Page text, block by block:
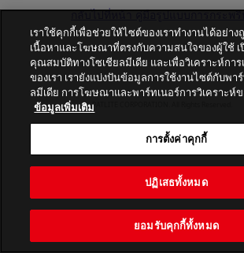
กลับไปที่หน้า คู่มือรูปแบบการกระพ
PATLITE CORPORATION. All Rights Reserved.
เราใช้คุกกี้เพื่อช่วยให้ไซต์ของเราทำงานได้อย่าง
เนื้อหาและโฆษณาที่ตรงกับความสนใจของผู้ใช้ เ
คุณสมบัติทางโซเชียลมีเดีย และเพื่อวิเคราะห์กา
ของเรา เรายังแบ่งปันข้อมูลการใช้งานไซต์กับพา
ลมีเดีย การโฆษณาและพาร์ทเนอร์การวิเคราะห์ข
ข้อมูลเพิ่มเติม
การตั้งค่าคุกกี้
ปฏิเสธทั้งหมด
ยอมรับคุกกี้ทั้งหมด